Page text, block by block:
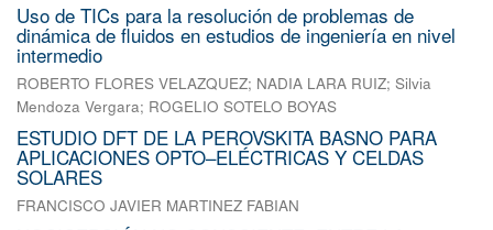
Uso de TICs para la resolución de problemas de
dinámica de fluidos en estudios de ingeniería en nivel
intermedio
ROBERTO FLORES VELAZQUEZ; NADIA LARA RUIZ; Silvia
Mendoza Vergara; ROGELIO SOTELO BOYAS
ESTUDIO DFT DE LA PEROVSKITA BASNO PARA
APLICACIONES OPTO–ELÉCTRICAS Y CELDAS
SOLARES
FRANCISCO JAVIER MARTINEZ FABIAN